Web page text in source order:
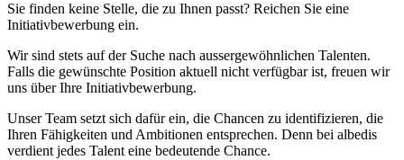
Sie finden keine Stelle, die zu Ihnen passt? Reichen Sie eine
Initiativbewerbung ein.
Wir sind stets auf der Suche nach aussergewöhnlichen Talenten.
Falls die gewünschte Position aktuell nicht verfügbar ist, freuen wir
uns über Ihre Initiativbewerbung.
Unser Team setzt sich dafür ein, die Chancen zu identifizieren, die
Ihren Fähigkeiten und Ambitionen entsprechen. Denn bei albedis
verdient jedes Talent eine bedeutende Chance.